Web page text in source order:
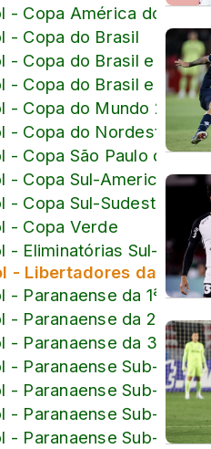
- Copa América do Brasil
- Copa do Brasil
- Copa do Brasil e
- Copa do Brasil e
- Copa do Mundo 2026
- Copa do Nordeste
- Copa São Paulo de
- Copa Sul-Americana
- Copa Sul-Sudeste
- Copa Verde
- Eliminatórias Sul-
- Libertadores da
- Paranaense da 1ª
- Paranaense da 2ª
- Paranaense da 3ª
- Paranaense Sub-15
- Paranaense Sub-16
- Paranaense Sub-17
- Paranaense Sub-18